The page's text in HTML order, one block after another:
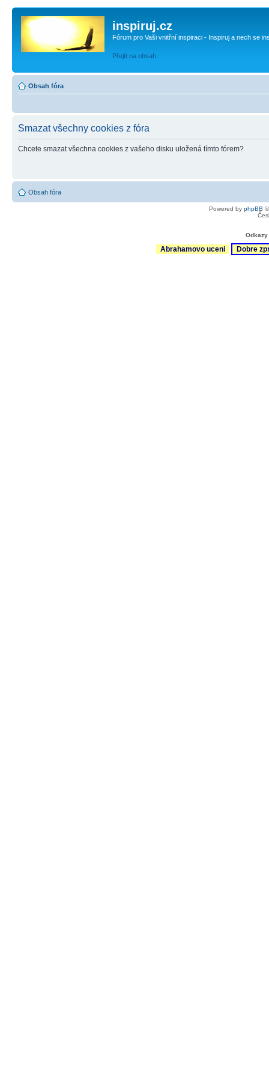
inspiruj.cz
Fórum pro Vaši vnitřní inspiraci - Inspiruj a nech se
Přejít na obsah
Obsah fóra
Smazat všechny cookies z fóra
Chcete smazat všechna cookies z vašeho disku uložená tímto fórem?
Obsah fóra
Powered by phpBB
Abrahamovo uceni Dobre